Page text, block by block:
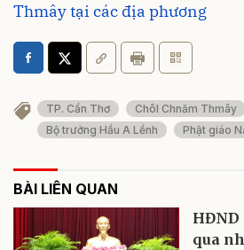
Thmây tại các địa phương
TP. Cần Thơ
Chôl Chnăm Thmây
Bộ trưởng Hầu A Lềnh
Phật giáo
BÀI LIÊN QUAN
HĐND
qua